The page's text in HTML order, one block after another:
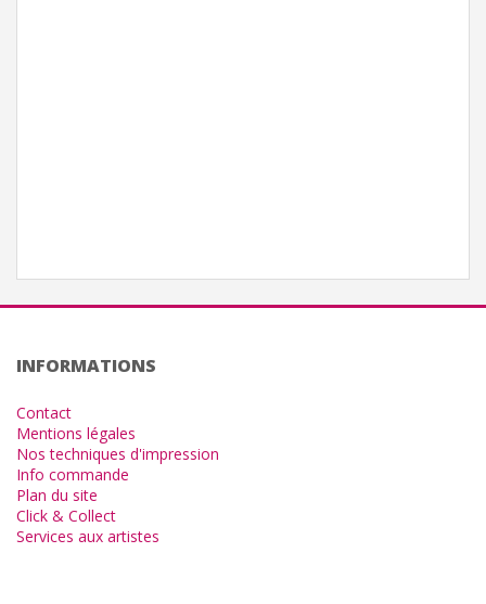
INFORMATIONS
Contact
Mentions légales
Nos techniques d'impression
Info commande
Plan du site
Click & Collect
Services aux artistes